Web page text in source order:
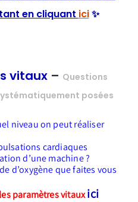
en cliquant ici✨
vitaux – Questions
posées
niveau on peut réaliser
cardiaques
d’une machine ?
d’oxygène que faites vous
paramètres vitauxici